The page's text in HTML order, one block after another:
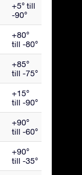
+5° till
-90°
+80°
till -80°
+85°
till -75°
+15°
till -90°
+90°
till -60°
+90°
till -35°